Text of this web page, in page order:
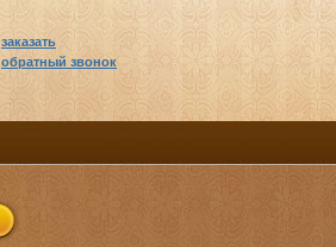
заказать
обратный звонок